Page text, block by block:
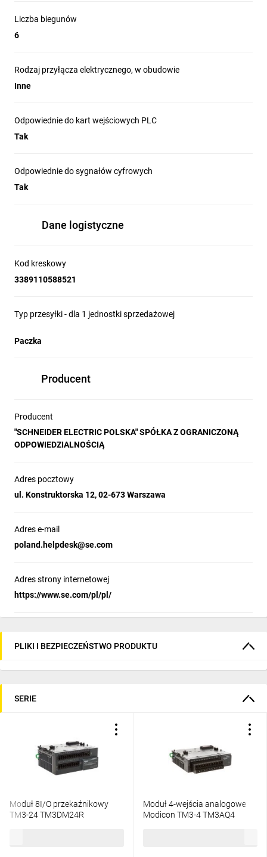
Liczba biegunów
6
Rodzaj przyłącza elektrycznego, w obudowie
Inne
Odpowiednie do kart wejściowych PLC
Tak
Odpowiednie do sygnałów cyfrowych
Tak
Dane logistyczne
Kod kreskowy
3389110588521
Typ przesyłki - dla 1 jednostki sprzedażowej
Paczka
Producent
Producent
"SCHNEIDER ELECTRIC POLSKA" SPÓŁKA Z OGRANICZONĄ
ODPOWIEDZIALNOŚCIĄ
Adres pocztowy
ul. Konstruktorska 12, 02-673 Warszawa
Adres e-mail
poland.helpdesk@se.com
Adres strony internetowej
https://www.se.com/pl/pl/
PLIKI I BEZPIECZEŃSTWO PRODUKTU
SERIE
Moduł 8I/O przekaźnikowy
TM3-24 TM3DM24R
Moduł 4-wejścia analogowe
Modicon TM3-4 TM3AQ4